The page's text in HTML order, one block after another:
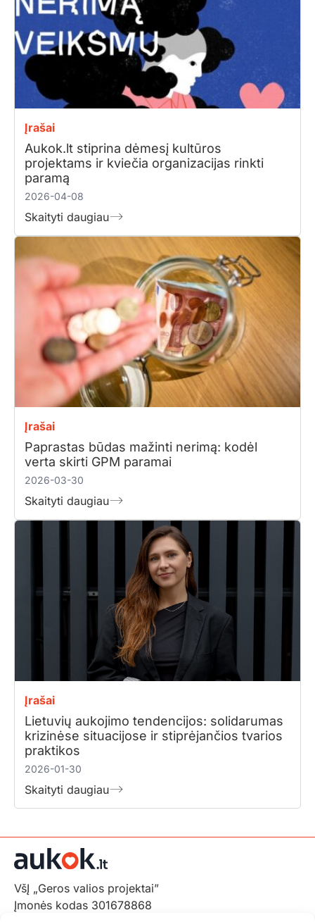
Įrašai
Aukok.lt stiprina dėmesį kultūros
projektams ir kviečia organizacijas rinkti
paramą
2026-04-08
Skaityti daugiau
Įrašai
Paprastas būdas mažinti nerimą: kodėl
verta skirti GPM paramai
2026-03-30
Skaityti daugiau
Įrašai
Lietuvių aukojimo tendencijos: solidarumas
krizinėse situacijose ir stiprėjančios tvarios
praktikos
2026-01-30
Skaityti daugiau
VšĮ „Geros valios projektai”
Įmonės kodas 301678868